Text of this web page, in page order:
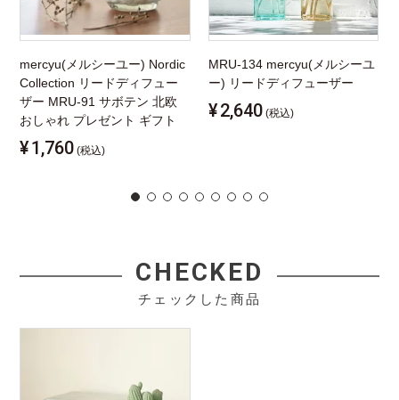
mercyu(メルシーユー) Nordic
Collection リードディフュー
ザー MRU-91 サボテン 北欧
おしゃれ プレゼント ギフト
¥1,760 (税込)
MRU-134 mercyu(メルシーユ
ー) リードディフューザー
¥2,640 (税込)
CHECKED
チェックした商品